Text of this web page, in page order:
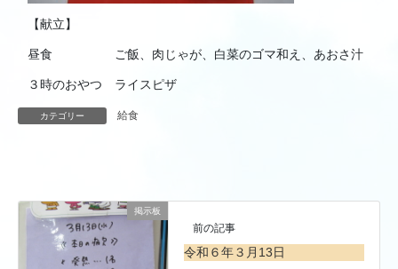
【献立】
昼食 ご飯、肉じゃが、白菜のゴマ和え、あおさ汁
３時のおやつ ライスピザ
カテゴリー 給食
掲示板
前の記事
令和６年３月13日